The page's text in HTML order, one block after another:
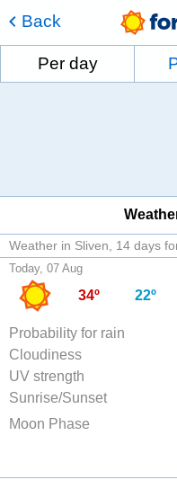
Back
Per day
Weather in Sliven 14 days
Today, 07 Aug
34º 22º
Probability for rain
Cloudiness
UV strength
Sunrise/Sunset
Moon Phase